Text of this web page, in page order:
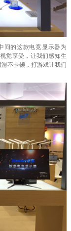
间的这款电竞显示器为
觉享受，让我们感知生
不卡顿，打游戏让我们